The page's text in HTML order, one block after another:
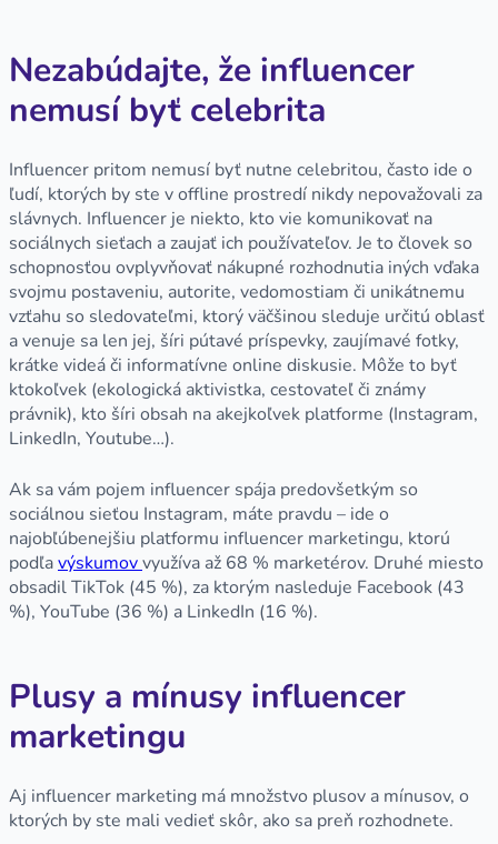
Nezabúdajte, že influencer
nemusí byť celebrita
Influencer pritom nemusí byť nutne celebritou, často ide o
ľudí, ktorých by ste v offline prostredí nikdy nepovažovali za
slávnych. Influencer je niekto, kto vie komunikovať na
sociálnych sieťach a zaujať ich používateľov. Je to človek so
schopnosťou ovplyvňovať nákupné rozhodnutia iných vďaka
svojmu postaveniu, autorite, vedomostiam či unikátnemu
vzťahu so sledovateľmi, ktorý väčšinou sleduje určitú oblasť
a venuje sa len jej, šíri pútavé príspevky, zaujímavé fotky,
krátke videá či informatívne online diskusie. Môže to byť
ktokoľvek (ekologická aktivistka, cestovateľ či známy
právnik), kto šíri obsah na akejkoľvek platforme (Instagram,
LinkedIn, Youtube…).
Ak sa vám pojem influencer spája predovšetkým so
sociálnou sieťou Instagram, máte pravdu – ide o
najobľúbenejšiu platformu influencer marketingu, ktorú
podľavýskumovvyužíva až 68 % marketérov. Druhé miesto
obsadil TikTok (45 %), za ktorým nasleduje Facebook (43
%), YouTube (36 %) a LinkedIn (16 %).
Plusy a mínusy influencer
marketingu
Aj influencer marketing má množstvo plusov a mínusov, o
ktorých by ste mali vedieť skôr, ako sa preň rozhodnete.